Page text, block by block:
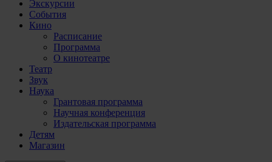
Экскурсии
События
Кино
Расписание
Программа
О кинотеатре
Театр
Звук
Наука
Грантовая программа
Научная конференция
Издательская программа
Детям
Магазин